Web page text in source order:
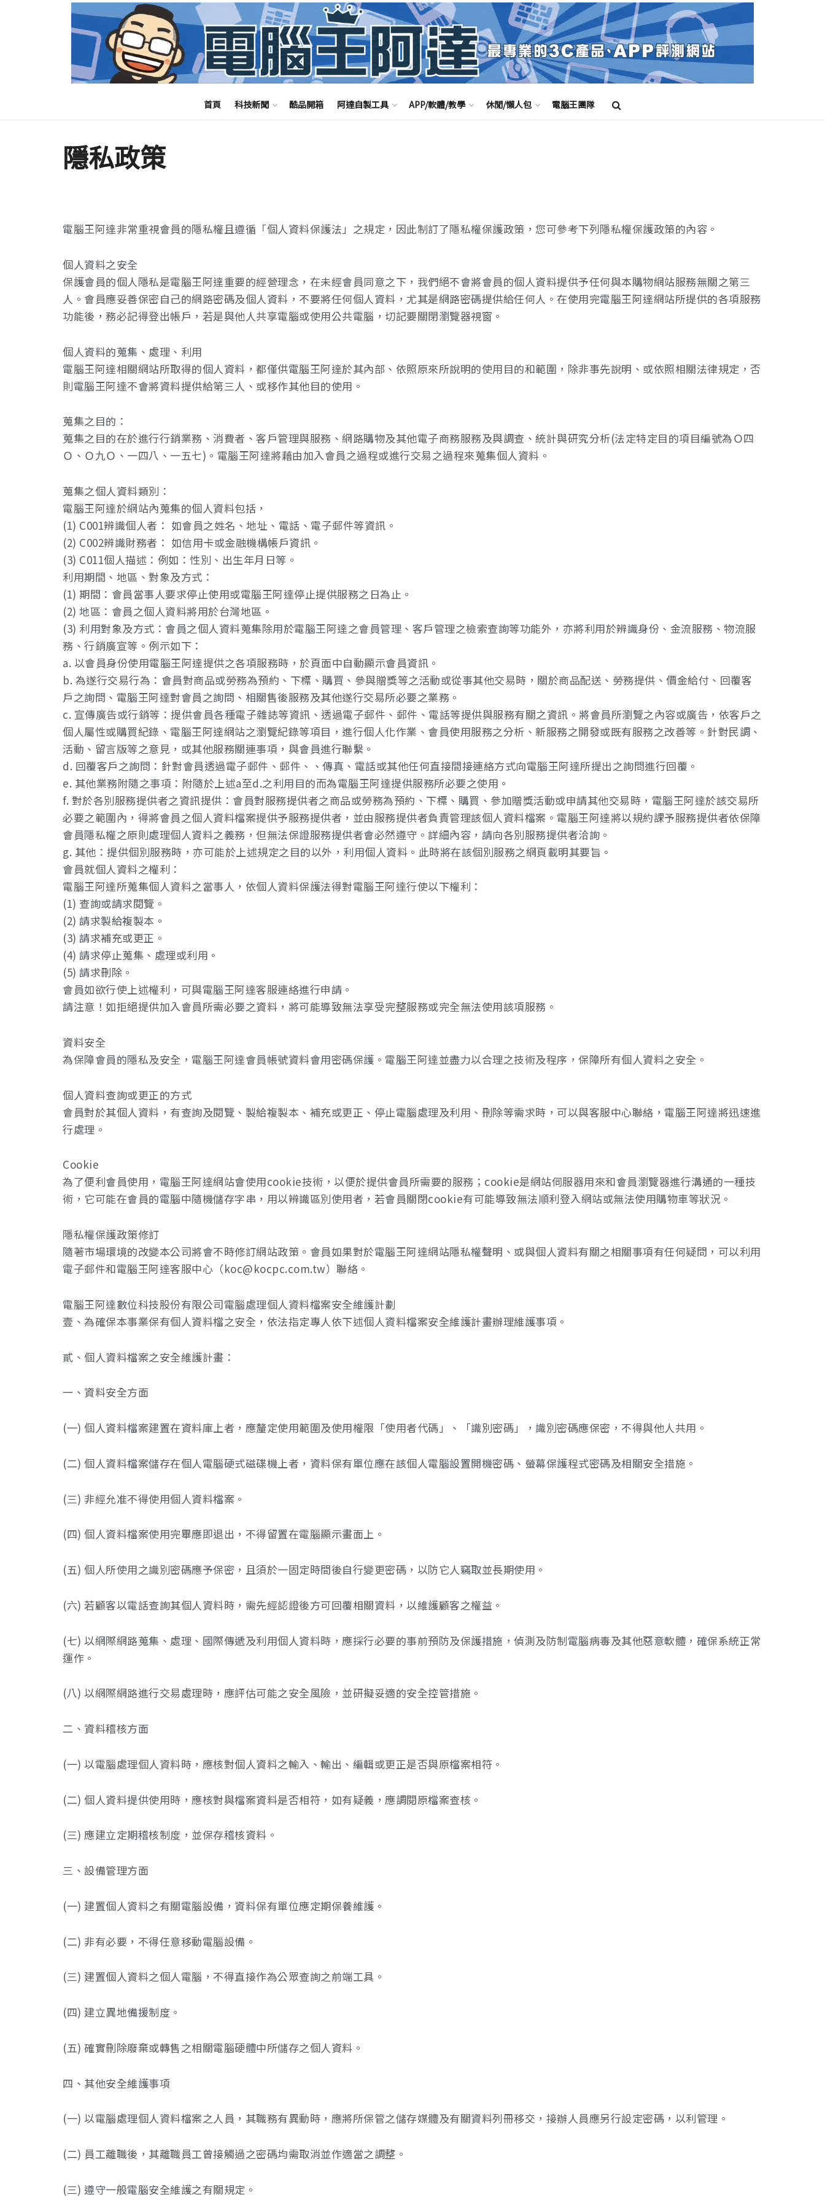
首頁 科技新聞 酷品開箱 阿達自製工具 APP/軟體/教學 休閒/懶人包 電腦王團隊
隱私政策
電腦王阿達非常重視會員的隱私權且遵循「個人資料保護法」之規定，因此制訂了隱私權保護政策，您可參考下列隱私權保護政策的內容。
個人資料之安全
保護會員的個人隱私是電腦王阿達重要的經營理念，在未經會員同意之下，我們絕不會將會員的個人資料提供予任何與本購物網站服務無關之第三
人。會員應妥善保密自己的網路密碼及個人資料，不要將任何個人資料，尤其是網路密碼提供給任何人。在使用完電腦王阿達網站所提供的各項服務
功能後，務必記得登出帳戶，若是與他人共享電腦或使用公共電腦，切記要關閉瀏覽器視窗。
個人資料的蒐集、處理、利用
電腦王阿達相關網站所取得的個人資料，都僅供電腦王阿達於其內部、依照原來所說明的使用目的和範圍，除非事先說明、或依照相關法律規定，否
則電腦王阿達不會將資料提供給第三人、或移作其他目的使用。
蒐集之目的：
蒐集之目的在於進行行銷業務、消費者、客戶管理與服務、網路購物及其他電子商務服務及與調查、統計與研究分析(法定特定目的項目編號為Ｏ四
Ｏ、Ｏ九Ｏ、一四八、一五七)。電腦王阿達將藉由加入會員之過程或進行交易之過程來蒐集個人資料。
蒐集之個人資料類別：
電腦王阿達於網站內蒐集的個人資料包括，
(1) C001辨識個人者： 如會員之姓名、地址、電話、電子郵件等資訊。
(2) C002辨識財務者： 如信用卡或金融機構帳戶資訊。
(3) C011個人描述：例如：性別、出生年月日等。
利用期間、地區、對象及方式：
(1) 期間：會員當事人要求停止使用或電腦王阿達停止提供服務之日為止。
(2) 地區：會員之個人資料將用於台灣地區。
(3) 利用對象及方式：會員之個人資料蒐集除用於電腦王阿達之會員管理、客戶管理之檢索查詢等功能外，亦將利用於辨識身份、金流服務、物流服
務、行銷廣宣等。例示如下：
a. 以會員身份使用電腦王阿達提供之各項服務時，於頁面中自動顯示會員資訊。
b. 為遂行交易行為：會員對商品或勞務為預約、下標、購買、參與贈獎等之活動或從事其他交易時，關於商品配送、勞務提供、價金給付、回覆客
戶之詢問、電腦王阿達對會員之詢問、相關售後服務及其他遂行交易所必要之業務。
c. 宣傳廣告或行銷等：提供會員各種電子雜誌等資訊、透過電子郵件、郵件、電話等提供與服務有關之資訊。將會員所瀏覽之內容或廣告，依客戶之
個人屬性或購買紀錄、電腦王阿達網站之瀏覽紀錄等項目，進行個人化作業、會員使用服務之分析、新服務之開發或既有服務之改善等。針對民調、
活動、留言版等之意見，或其他服務關連事項，與會員進行聯繫。
d. 回覆客戶之詢問：針對會員透過電子郵件、郵件、、傳真、電話或其他任何直接間接連絡方式向電腦王阿達所提出之詢問進行回覆。
e. 其他業務附隨之事項：附隨於上述a至d.之利用目的而為電腦王阿達提供服務所必要之使用。
f. 對於各別服務提供者之資訊提供：會員對服務提供者之商品或勞務為預約、下標、購買、參加贈獎活動或申請其他交易時，電腦王阿達於該交易所
必要之範圍內，得將會員之個人資料檔案提供予服務提供者，並由服務提供者負責管理該個人資料檔案。電腦王阿達將以規約課予服務提供者依保障
會員隱私權之原則處理個人資料之義務，但無法保證服務提供者會必然遵守。詳細內容，請向各別服務提供者洽詢。
g. 其他：提供個別服務時，亦可能於上述規定之目的以外，利用個人資料。此時將在該個別服務之網頁載明其要旨。
會員就個人資料之權利：
電腦王阿達所蒐集個人資料之當事人，依個人資料保護法得對電腦王阿達行使以下權利：
(1) 查詢或請求閱覽。
(2) 請求製給複製本。
(3) 請求補充或更正。
(4) 請求停止蒐集、處理或利用。
(5) 請求刪除。
會員如欲行使上述權利，可與電腦王阿達客服連絡進行申請。
請注意！如拒絕提供加入會員所需必要之資料，將可能導致無法享受完整服務或完全無法使用該項服務。
資料安全
為保障會員的隱私及安全，電腦王阿達會員帳號資料會用密碼保護。電腦王阿達並盡力以合理之技術及程序，保障所有個人資料之安全。
個人資料查詢或更正的方式
會員對於其個人資料，有查詢及閱覽、製給複製本、補充或更正、停止電腦處理及利用、刪除等需求時，可以與客服中心聯絡，電腦王阿達將迅速進
行處理。
Cookie
為了便利會員使用，電腦王阿達網站會使用cookie技術，以便於提供會員所需要的服務；cookie是網站伺服器用來和會員瀏覽器進行溝通的一種技
術，它可能在會員的電腦中隨機儲存字串，用以辨識區別使用者，若會員關閉cookie有可能導致無法順利登入網站或無法使用購物車等狀況。
隱私權保護政策修訂
隨著市場環境的改變本公司將會不時修訂網站政策。會員如果對於電腦王阿達網站隱私權聲明、或與個人資料有關之相關事項有任何疑問，可以利用
電子郵件和電腦王阿達客服中心（koc@kocpc.com.tw）聯絡。
電腦王阿達數位科技股份有限公司電腦處理個人資料檔案安全維護計劃
壹、為確保本事業保有個人資料檔之安全，依法指定專人依下述個人資料檔案安全維護計畫辦理維護事項。
貳、個人資料檔案之安全維護計畫：
一、資料安全方面
(一) 個人資料檔案建置在資料庫上者，應釐定使用範圍及使用權限「使用者代碼」、「識別密碼」，識別密碼應保密，不得與他人共用。
(二) 個人資料檔案儲存在個人電腦硬式磁碟機上者，資料保有單位應在該個人電腦設置開機密碼、螢幕保護程式密碼及相關安全措施。
(三) 非經允准不得使用個人資料檔案。
(四) 個人資料檔案使用完畢應即退出，不得留置在電腦顯示畫面上。
(五) 個人所使用之識別密碼應予保密，且須於一固定時間後自行變更密碼，以防它人竊取並長期使用。
(六) 若顧客以電話查詢其個人資料時，需先經認證後方可回覆相關資料，以維護顧客之權益。
(七) 以網際網路蒐集、處理、國際傳遞及利用個人資料時，應採行必要的事前預防及保護措施，偵測及防制電腦病毒及其他惡意軟體，確保系統正常
運作。
(八) 以網際網路進行交易處理時，應評估可能之安全風險，並研擬妥適的安全控管措施。
二、資料稽核方面
(一) 以電腦處理個人資料時，應核對個人資料之輸入、輸出、編輯或更正是否與原檔案相符。
(二) 個人資料提供使用時，應核對與檔案資料是否相符，如有疑義，應調閱原檔案查核。
(三) 應建立定期稽核制度，並保存稽核資料。
三、設備管理方面
(一) 建置個人資料之有關電腦設備，資料保有單位應定期保養維護。
(二) 非有必要，不得任意移動電腦設備。
(三) 建置個人資料之個人電腦，不得直接作為公眾查詢之前端工具。
(四) 建立異地備援制度。
(五) 確實刪除廢棄或轉售之相關電腦硬體中所儲存之個人資料。
四、其他安全維護事項
(一) 以電腦處理個人資料檔案之人員，其職務有異動時，應將所保管之儲存媒體及有關資料列冊移交，接辦人員應另行設定密碼，以利管理。
(二) 員工離職後，其離職員工曾接觸過之密碼均需取消並作適當之調整。
(三) 遵守一般電腦安全維護之有關規定。